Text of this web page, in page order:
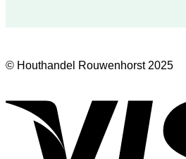
© Houthandel Rouwenhorst 2025